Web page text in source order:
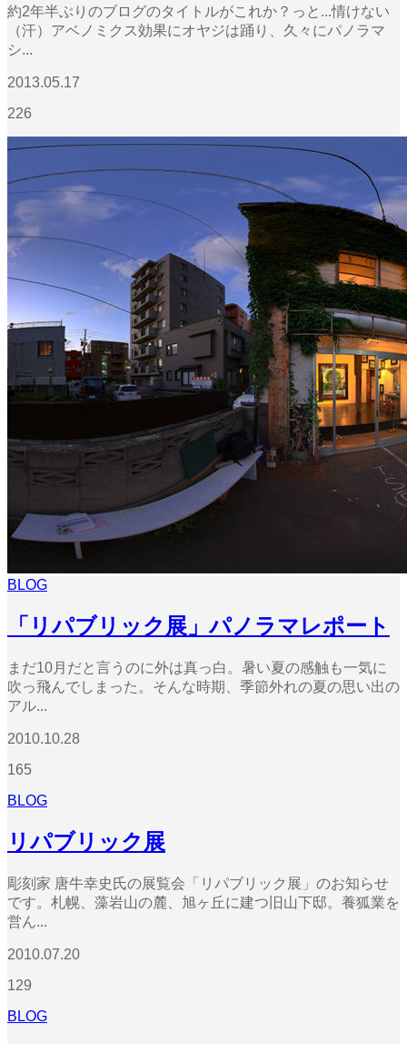
約2年半ぶりのブログのタイトルがこれか？っと...情けない
（汗）アベノミクス効果にオヤジは踊り、久々にパノラマ
シ...
2013.05.17
226
BLOG
「リパブリック展」パノラマレポート
まだ10月だと言うのに外は真っ白。暑い夏の感触も一気に
吹っ飛んでしまった。そんな時期、季節外れの夏の思い出の
アル...
2010.10.28
165
BLOG
リパブリック展
彫刻家 唐牛幸史氏の展覧会「リパブリック展」のお知らせ
です。札幌、藻岩山の麓、旭ヶ丘に建つ旧山下邸。養狐業を
営ん...
2010.07.20
129
BLOG